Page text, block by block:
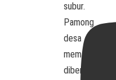
subur.
Pamong
desa
memang
diberikan